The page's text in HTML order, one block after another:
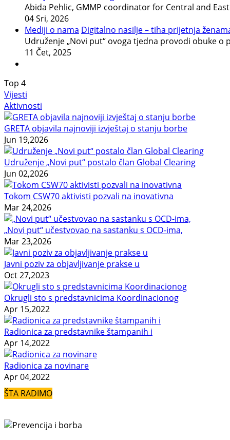
Abida Pehlic, GMMP coordinator for Central and
04 Sri, 2026
Mediji o nama Digitalno nasilje – tiha prijetnja
Udruženje „Novi put“ ovoga tjedna provodi obuke
11 Čet, 2025
Top 4
Vijesti
Aktivnosti
GRETA objavila najnoviji izvještaj o stanju borbe
Jun 19,2026
Udruženje „Novi put“ postalo član Global Clearing
Jun 02,2026
Tokom CSW70 aktivisti pozvali na inovativna
Mar 24,2026
„Novi put“ učestvovao na sastanku s OCD-ima,
Mar 23,2026
Javni poziv za objavljivanje prakse u
Oct 27,2023
Okrugli sto s predstavnicima Koordinacionog
Apr 15,2022
Radionica za predstavnike štampanih i
Apr 14,2022
Radionica za novinare
Apr 04,2022
ŠTA RADIMO